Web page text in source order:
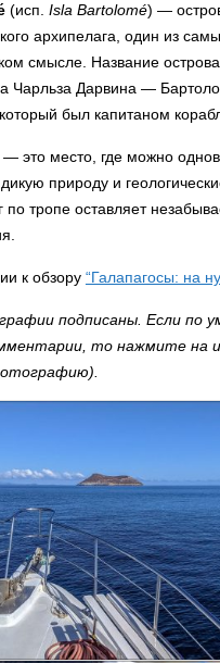
(исп. Isla Bartolomé) —
архипелага, один из
смысле. Название
Чарльза Дарвина —
был капитаном
это место, где можно
природу и
по тропе оставляет
к обзору “Галапагосы: на
подписаны. Если по
то нажмите на